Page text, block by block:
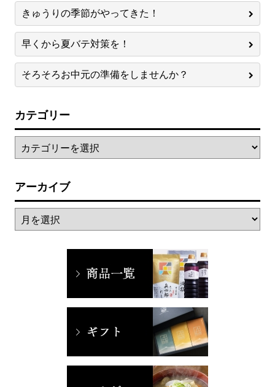
きゅうりの季節がやってきた！
早くから夏バテ対策を！
そろそろお中元の準備をしませんか？
カテゴリー
アーカイブ